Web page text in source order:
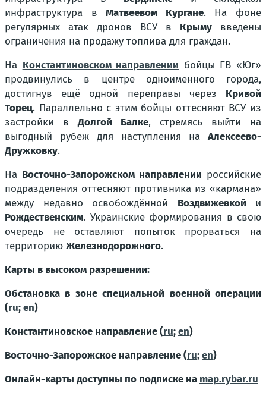
инфраструктура вМатвеевом Кургане. На фоне
регулярных атак дронов ВСУ в Крыму введены
ограничения на продажу топлива для граждан.
На Константиновском направлении бойцы ГВ «Юг»
продвинулись в центре одноименного города,
достигнув ещё одной переправы через Кривой
Торец. Параллельно с этим бойцы оттесняют ВСУ из
застройки вДолгой Балке, стремясь выйти на
выгодный рубеж для наступления на Алексеево-
Дружковку.
На Восточно-Запорожском направлении российские
подразделения оттесняют противника из «кармана»
между недавно освобождённой Воздвижевкой и
Рождественским. Украинские формирования в свою
очередь не оставляют попыток прорваться на
территорию Железнодорожного.
Карты в высоком разрешении:
Обстановка в зоне специальной военной операции
(ru;en)
Константиновское направление (ru;en)
Восточно-Запорожское направление (ru;en)
Онлайн-карты доступны по подписке на map.rybar.ru